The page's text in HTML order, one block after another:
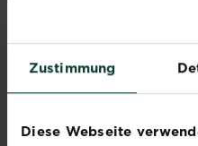
Zustimmung
Diese Webseite
So baust du einen
Schraube wie bei
geschliffene und
übereinander. Für
die zwei Hälften